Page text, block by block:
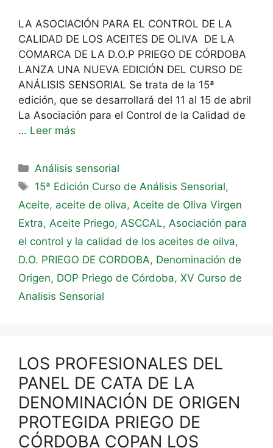
LA ASOCIACIÓN PARA EL CONTROL DE LA
CALIDAD DE LOS ACEITES DE OLIVA DE LA
COMARCA DE LA D.O.P PRIEGO DE CÓRDOBA
LANZA UNA NUEVA EDICIÓN DEL CURSO DE
ANÁLISIS SENSORIAL Se trata de la 15ª
edición, que se desarrollará del 11 al 15 de abril
La Asociación para el Control de la Calidad de
… Leer más
Análisis sensorial
15ª Edición Curso de Análisis Sensorial,
Aceite, aceite de oliva, Aceite de Oliva Virgen
Extra, Aceite Priego, ASCCAL, Asociación para
el control y la calidad de los aceites de oilva,
D.O. PRIEGO DE CORDOBA, Denominación de
Origen, DOP Priego de Córdoba, XV Curso de
Analisis Sensorial
LOS PROFESIONALES DEL
PANEL DE CATA DE LA
DENOMINACIÓN DE ORIGEN
PROTEGIDA PRIEGO DE
CÓRDOBA COPAN LOS